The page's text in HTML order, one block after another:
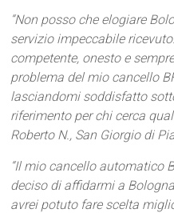
“Non posso che elogiare
servizio impeccabile
competente, onesto e
problema del mio cancello
lasciandomi soddisfatto
riferimento per chi cerca
Roberto N., San Giorgio di
“Il mio cancello automatico
deciso di affidarmi a
avrei potuto fare scelta